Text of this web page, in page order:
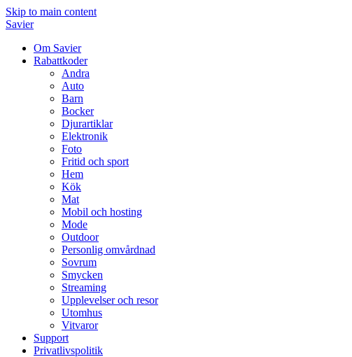
Skip to main content
Savier
Om Savier
Rabattkoder
Andra
Auto
Barn
Bocker
Djurartiklar
Elektronik
Foto
Fritid och sport
Hem
Kök
Mat
Mobil och hosting
Mode
Outdoor
Personlig omvårdnad
Sovrum
Smycken
Streaming
Upplevelser och resor
Utomhus
Vitvaror
Support
Privatlivspolitik